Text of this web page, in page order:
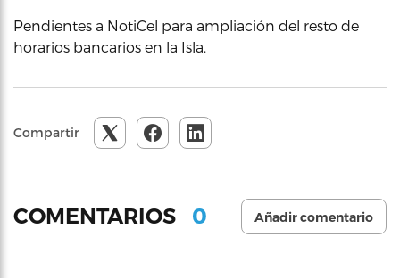
Pendientes a NotiCel para ampliación del resto de
horarios bancarios en la Isla.
Compartir
COMENTARIOS 0 Añadir comentario